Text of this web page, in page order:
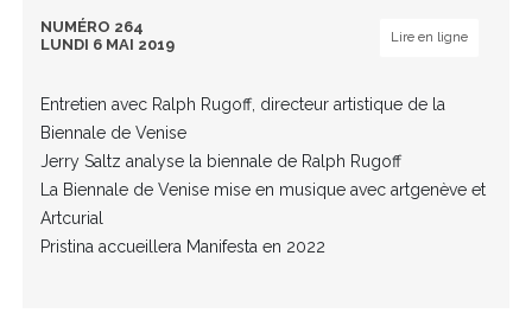
NUMÉRO 264
LUNDI 6 MAI 2019
Lire en ligne
Entretien avec Ralph Rugoff, directeur artistique de la
Biennale de Venise
Jerry Saltz analyse la biennale de Ralph Rugoff
La Biennale de Venise mise en musique avec artgenève et
Artcurial
Pristina accueillera Manifesta en 2022